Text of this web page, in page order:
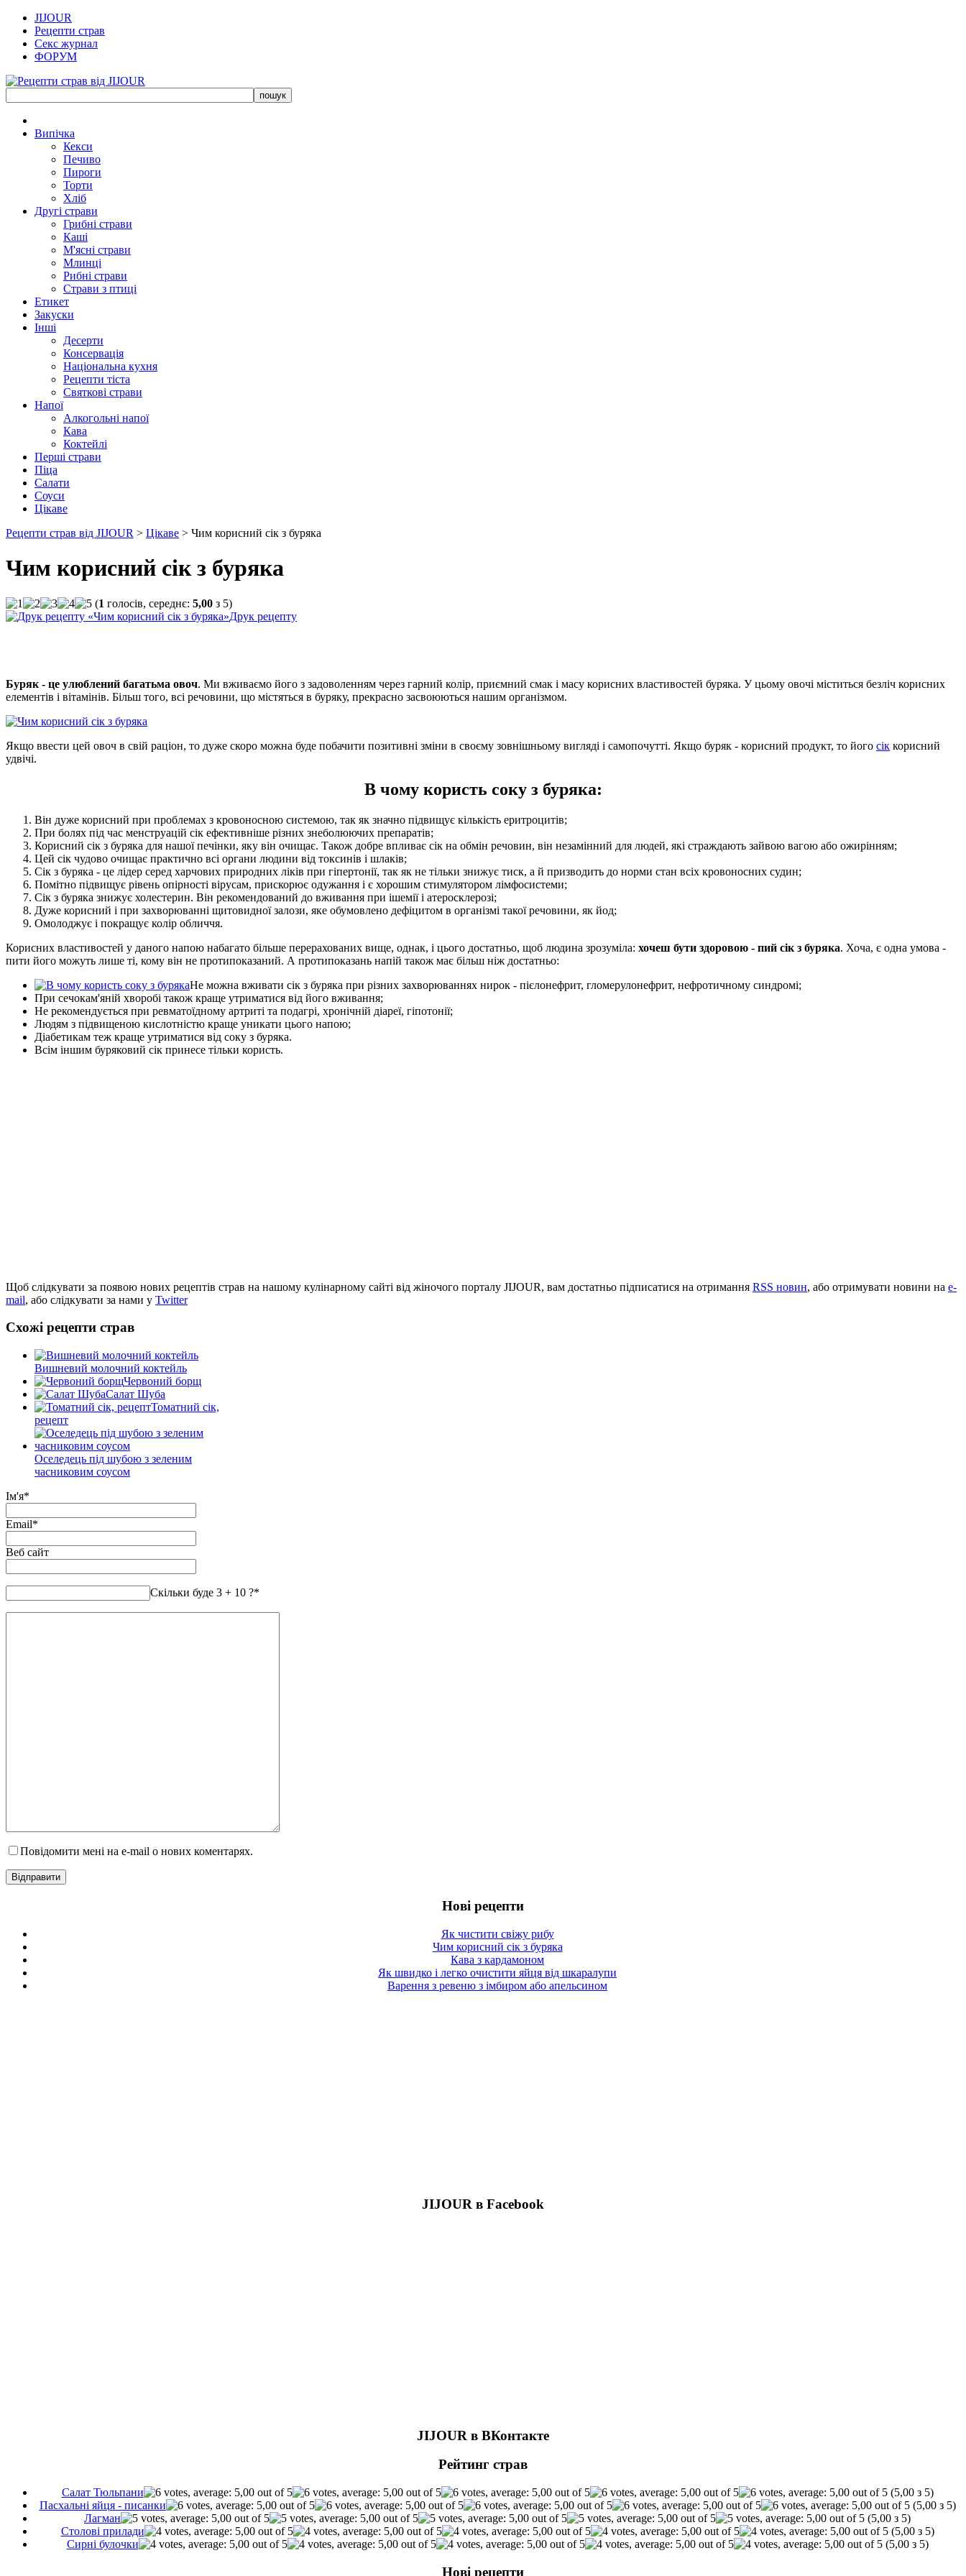
JIJOUR
Рецепти страв
Секс журнал
ФОРУМ
Випічка
Кекси
Печиво
Пироги
Торти
Хліб
Другі страви
Грибні страви
Каші
М'ясні страви
Млинці
Рибні страви
Страви з птиці
Етикет
Закуски
Інші
Десерти
Консервація
Національна кухня
Рецепти тіста
Святкові страви
Напої
Алкогольні напої
Кава
Коктейлі
Перші страви
Піца
Салати
Соуси
Цікаве
Рецепти страв від JIJOUR > Цікаве > Чим корисний сік з буряка
Чим корисний сік з буряка
(1 голосів, середнє: 5,00 з 5)
Друк рецепту
Буряк - це улюблений багатьма овоч. Ми вживаємо його з задоволенням через гарний колір, приємний смак і масу корисних властивостей буряка. У цьому овочі міститься безліч корисних
елементів і вітамінів. Більш того, всі речовини, що містяться в буряку, прекрасно засвоюються нашим організмом.
Якщо ввести цей овоч в свій раціон, то дуже скоро можна буде побачити позитивні зміни в своєму зовнішньому вигляді і самопочутті. Якщо буряк - корисний продукт, то його сік корисний
удвічі.
В чому користь соку з буряка:
Він дуже корисний при проблемах з кровоносною системою, так як значно підвищує кількість еритроцитів;
При болях під час менструацій сік ефективніше різних знеболюючих препаратів;
Корисний сік з буряка для нашої печінки, яку він очищає. Також добре впливає сік на обмін речовин, він незамінний для людей, які страждають зайвою вагою або ожирінням;
Цей сік чудово очищає практично всі органи людини від токсинів і шлаків;
Сік з буряка - це лідер серед харчових природних ліків при гіпертонії, так як не тільки знижує тиск, а й призводить до норми стан всіх кровоносних судин;
Помітно підвищує рівень опірності вірусам, прискорює одужання і є хорошим стимулятором лімфосистеми;
Сік з буряка знижує холестерин. Він рекомендований до вживання при ішемії і атеросклерозі;
Дуже корисний і при захворюванні щитовидної залози, яке обумовлено дефіцитом в організмі такої речовини, як йод;
Омолоджує і покращує колір обличчя.
Корисних властивостей у даного напою набагато більше перерахованих вище, однак, і цього достатньо, щоб людина зрозуміла: хочеш бути здоровою - пий сік з буряка. Хоча, є одна умова -
пити його можуть лише ті, кому він не протипоказаний. А протипоказань напій також має більш ніж достатньо:
Не можна вживати сік з буряка при різних захворюваннях нирок - пієлонефрит, гломерулонефрит, нефротичному синдромі;
При сечокам'яній хворобі також краще утриматися від його вживання;
Не рекомендується при ревматоїдному артриті та подагрі, хронічній діареї, гіпотонії;
Людям з підвищеною кислотністю краще уникати цього напою;
Діабетикам теж краще утриматися від соку з буряка.
Всім іншим буряковий сік принесе тільки користь.
Щоб слідкувати за появою нових рецептів страв на нашому кулінарному сайті від жіночого порталу JIJOUR, вам достатньо підписатися на отримання RSS новин, або отримувати новини на e-
mail, або слідкувати за нами у Twitter
Схожі рецепти страв
Вишневий молочний коктейль
Червоний борщ
Салат Шуба
Томатний сік,
рецепт
Оселедець під шубою з зеленим
часниковим соусом
Ім'я*
Email*
Веб сайт
Скільки буде 3 + 10 ?*
Повідомити мені на e-mail о нових коментарях.
Нові рецепти
Як чистити свіжу рибу
Чим корисний сік з буряка
Кава з кардамоном
Як швидко і легко очистити яйця від шкаралупи
Варення з ревеню з імбиром або апельсином
JIJOUR в Facebook
JIJOUR в ВКонтакте
Рейтинг страв
Салат Тюльпани
(5,00 з 5)
Пасхальні яйця - писанки
(5,00 з 5)
Лагман
(5,00 з 5)
Cтолові прилади
(5,00 з 5)
Сирні булочки
(5,00 з 5)
Нові рецепти